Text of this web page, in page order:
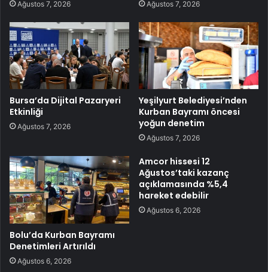
Ağustos 7, 2026 Ağustos 7, 2026
Bursa’da Dijital Pazaryeri
Etkinliği
Ağustos 7, 2026
Yeşilyurt Belediyesi’nden
Kurban Bayramı öncesi
yoğun denetim
Ağustos 7, 2026
Bolu’da Kurban Bayramı
Denetimleri Artırıldı
Ağustos 6, 2026
Amcor hissesi 12
Ağustos’taki kazanç
açıklamasında %5,4
hareket edebilir
Ağustos 6, 2026